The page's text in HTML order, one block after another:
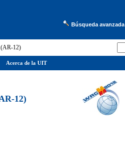
Búsqueda avanzada
(AR-12)
12)
Acerca de la UIT